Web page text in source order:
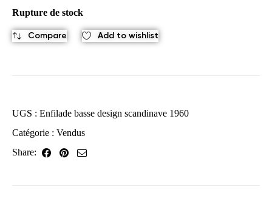
Rupture de stock
Compare Add to wishlist
UGS : Enfilade basse design scandinave 1960
Catégorie : Vendus
Share: